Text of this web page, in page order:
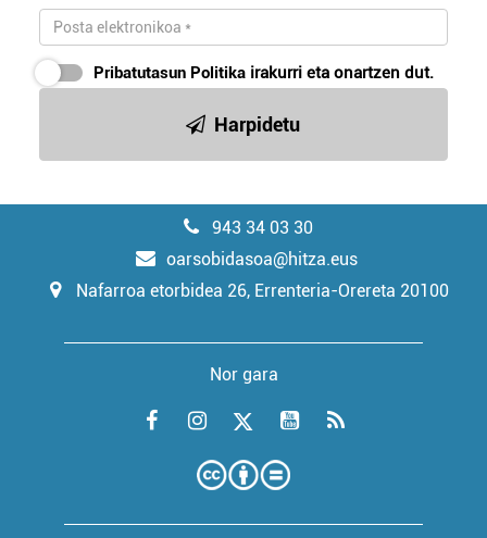
Pribatutasun Politika irakurri eta onartzen dut.
Harpidetu
943 34 03 30
oarsobidasoa@hitza.eus
Nafarroa etorbidea 26, Errenteria-Orereta 20100
Nor gara